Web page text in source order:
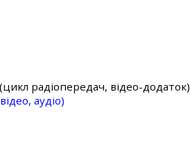
радіопередач, відео-додаток)
аудіо)